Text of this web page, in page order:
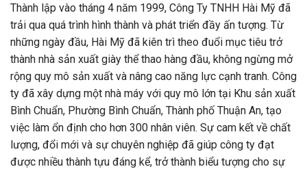
Thành lập vào tháng 4 năm 1999, Công Ty TNHH Hài Mỹ đã
trải qua quá trình hình thành và phát triển đầy ấn tượng. Từ
những ngày đầu, Hài Mỹ đã kiên trì theo đuổi mục tiêu trở
thành nhà sản xuất giày thể thao hàng đầu, không ngừng mở
rộng quy mô sản xuất và nâng cao năng lực cạnh tranh. Công
ty đã xây dựng một nhà máy với quy mô lớn tại Khu sản xuất
Bình Chuẩn, Phường Bình Chuẩn, Thành phố Thuận An, tạo
việc làm ổn định cho hơn 300 nhân viên. Sự cam kết về chất
lượng, đổi mới và sự chuyên nghiệp đã giúp công ty đạt
được nhiều thành tựu đáng kể, trở thành biểu tượng cho sự